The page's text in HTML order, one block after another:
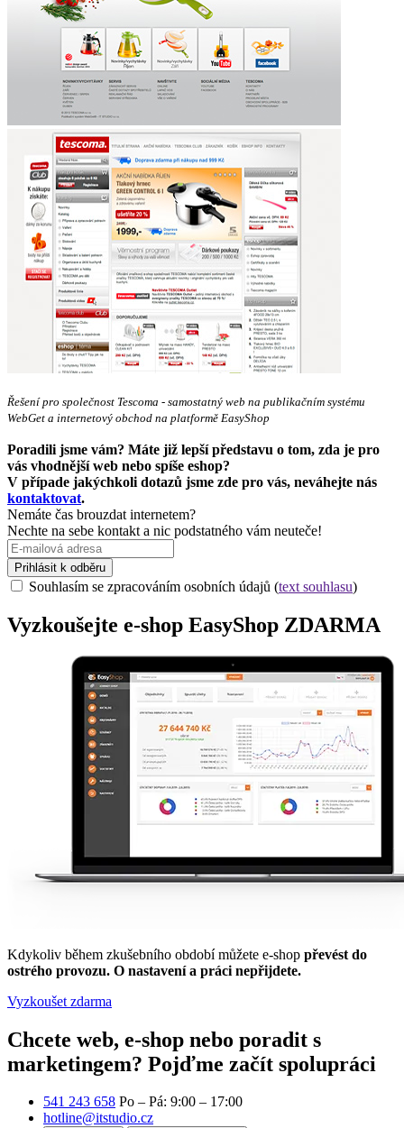
Řešení pro společnost Tescoma - samostatný web na publikačním systému
WebGet a internetový obchod na platformě EasyShop
Poradili jsme vám? Máte již lepší představu o tom, zda je pro
vás vhodnější web nebo spíše eshop?
V případe jakýchkoli dotazů jsme zde pro vás, neváhejte nás
kontaktovat.
Nemáte čas brouzdat internetem?
Nechte na sebe kontakt a nic podstatného vám neuteče!
Prihlásit k odběru
Souhlasím se zpracováním osobních údajů (text souhlasu)
Vyzkoušejte e-shop EasyShop ZDARMA
Kdykoliv během zkušebního období můžete e-shop převést do
ostrého provozu. O nastavení a práci nepřijdete.
Vyzkoušet zdarma
Chcete web, e-shop nebo poradit s
marketingem? Pojďme začít spolupráci
541 243 658 Po – Pá: 9:00 – 17:00
hotline@itstudio.cz